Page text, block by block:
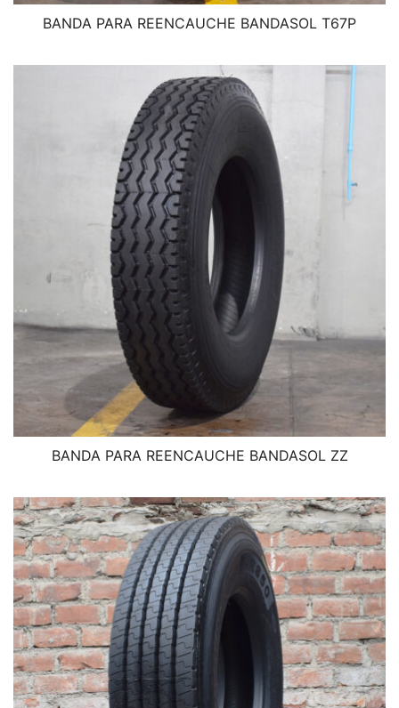
BANDA PARA REENCAUCHE BANDASOL T67P
BANDA PARA REENCAUCHE BANDASOL ZZ